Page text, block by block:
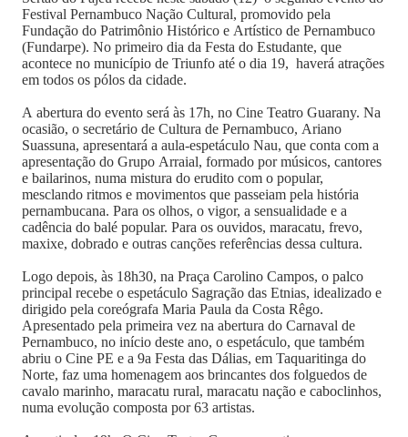
Festival Pernambuco Nação Cultural, promovido pela
Fundação do Patrimônio Histórico e Artístico de Pernambuco
(Fundarpe). No primeiro dia da Festa do Estudante, que
acontece no município de Triunfo até o dia 19, haverá atrações
em todos os pólos da cidade.
A abertura do evento será às 17h, no Cine Teatro Guarany. Na
ocasião, o secretário de Cultura de Pernambuco, Ariano
Suassuna, apresentará a aula-espetáculo Nau, que conta com a
apresentação do Grupo Arraial, formado por músicos, cantores
e bailarinos, numa mistura do erudito com o popular,
mesclando ritmos e movimentos que passeiam pela história
pernambucana. Para os olhos, o vigor, a sensualidade e a
cadência do balé popular. Para os ouvidos, maracatu, frevo,
maxixe, dobrado e outras canções referências dessa cultura.
Logo depois, às 18h30, na Praça Carolino Campos, o palco
principal recebe o espetáculo Sagração das Etnias, idealizado e
dirigido pela coreógrafa Maria Paula da Costa Rêgo.
Apresentado pela primeira vez na abertura do Carnaval de
Pernambuco, no início deste ano, o espetáculo, que também
abriu o Cine PE e a 9a Festa das Dálias, em Taquaritinga do
Norte, faz uma homenagem aos brincantes dos folguedos de
cavalo marinho, maracatu rural, maracatu nação e caboclinhos,
numa evolução composta por 63 artistas.